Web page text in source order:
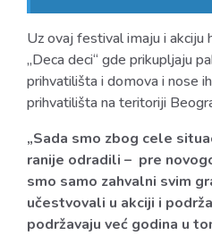
Uz ovaj festival imaju i akciju
„Deca deci“ gde prikupljaju
prihvatilišta i domova i nose
prihvatilišta na teritoriji
„Sada smo zbog cele
ranije odradili – pre
smo samo zahvalni svim
učestvovali u akciji i
podržavaju već godina u